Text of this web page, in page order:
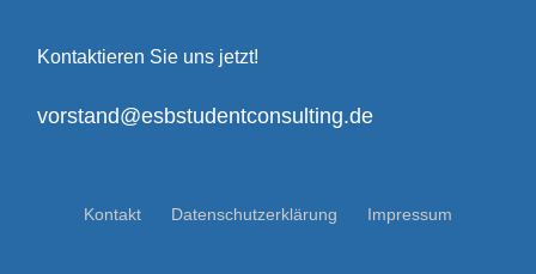
Kontaktieren Sie uns jetzt!
vorstand@esbstudentconsulting.de
Kontakt Datenschutzerklärung Impressum